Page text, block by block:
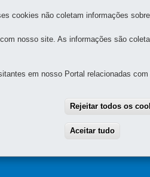
DE SERVIÇOS E DADOS -
cookies não coletam informações
nosso site. As informações são
em nosso Portal relacionadas
Rejeitar todos os
Aceitar tudo